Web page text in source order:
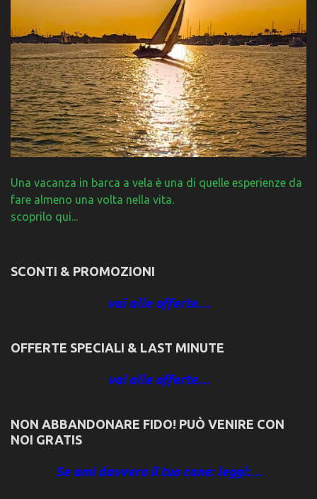
Una vacanza in barca a vela è una di quelle esperienze da
fare almeno una volta nella vita.
scoprilo qui...
SCONTI & PROMOZIONI
vai alle offerte…
OFFERTE SPECIALI & LAST MINUTE
vai alle offerte…
NON ABBANDONARE FIDO! PUÒ VENIRE CON
NOI GRATIS
Se ami davvero il tuo cane: leggi:…